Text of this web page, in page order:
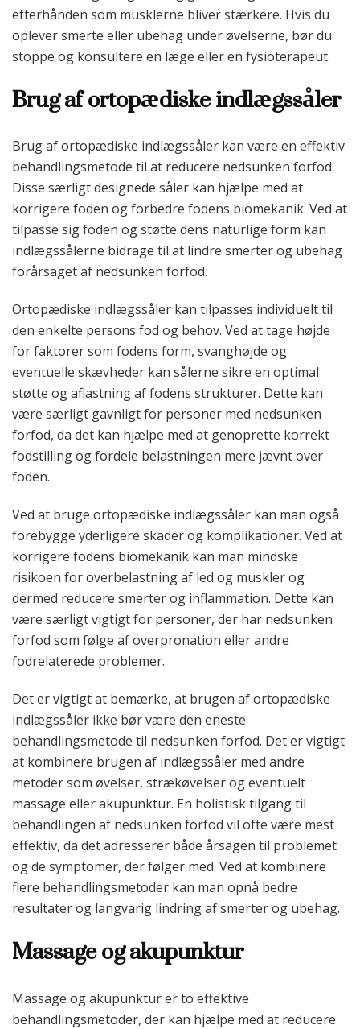
efterhånden som musklerne bliver stærkere. Hvis du
oplever smerte eller ubehag under øvelserne, bør du
stoppe og konsultere en læge eller en fysioterapeut.
Brug af ortopædiske indlægssåler
Brug af ortopædiske indlægssåler kan være en effektiv
behandlingsmetode til at reducere nedsunken forfod.
Disse særligt designede såler kan hjælpe med at
korrigere foden og forbedre fodens biomekanik. Ved at
tilpasse sig foden og støtte dens naturlige form kan
indlægssålerne bidrage til at lindre smerter og ubehag
forårsaget af nedsunken forfod.
Ortopædiske indlægssåler kan tilpasses individuelt til
den enkelte persons fod og behov. Ved at tage højde
for faktorer som fodens form, svanghøjde og
eventuelle skævheder kan sålerne sikre en optimal
støtte og aflastning af fodens strukturer. Dette kan
være særligt gavnligt for personer med nedsunken
forfod, da det kan hjælpe med at genoprette korrekt
fodstilling og fordele belastningen mere jævnt over
foden.
Ved at bruge ortopædiske indlægssåler kan man også
forebygge yderligere skader og komplikationer. Ved at
korrigere fodens biomekanik kan man mindske
risikoen for overbelastning af led og muskler og
dermed reducere smerter og inflammation. Dette kan
være særligt vigtigt for personer, der har nedsunken
forfod som følge af overpronation eller andre
fodrelaterede problemer.
Det er vigtigt at bemærke, at brugen af ortopædiske
indlægssåler ikke bør være den eneste
behandlingsmetode til nedsunken forfod. Det er vigtigt
at kombinere brugen af indlægssåler med andre
metoder som øvelser, strækøvelser og eventuelt
massage eller akupunktur. En holistisk tilgang til
behandlingen af nedsunken forfod vil ofte være mest
effektiv, da det adresserer både årsagen til problemet
og de symptomer, der følger med. Ved at kombinere
flere behandlingsmetoder kan man opnå bedre
resultater og langvarig lindring af smerter og ubehag.
Massage og akupunktur
Massage og akupunktur er to effektive
behandlingsmetoder, der kan hjælpe med at reducere